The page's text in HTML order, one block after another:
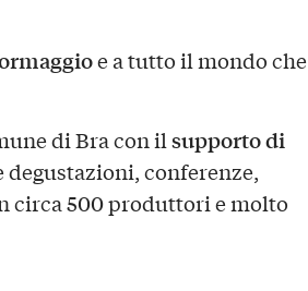
e a tutto il mondo che
di Bra con ilsupporto di
degustazioni, conferenze,
circa 500 produttori e molto